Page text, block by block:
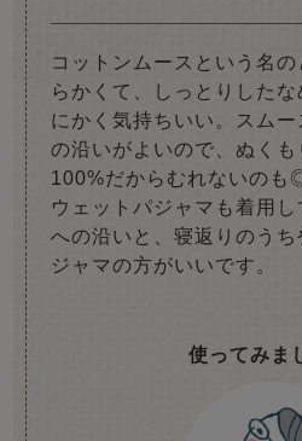
コットンムースという名
らかくて、しっとりした
にかく気持ちいい。スム
の沿いがよいので、ぬく
100%だからむれないのも
ウェットパジャマも着用
への沿いと、寝返りのう
ジャマの方がいいです。
使ってみま